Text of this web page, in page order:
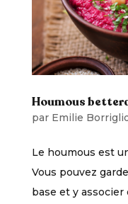
Houmous
par Emilie
Le houmous est
Vous pouvez
base et y